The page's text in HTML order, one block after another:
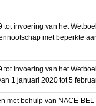
tot invoering van het
met beperkte
tot invoering van het
1 januari 2020 tot 5
met behulp van NACE-